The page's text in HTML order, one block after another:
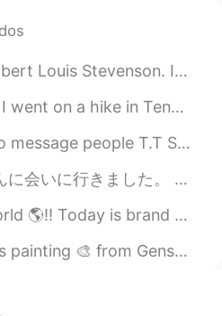
ございます😊 おそらく
のでcreativeに感じるの
バニラのアイスクリーム
ーを垂らしても美味しい
こヨーグルトに入れても
before the morning, I was happy all the day, I neve...
I’ve traveled to many places should I share my t...
I’m new I have absolutely no idea how this app work...
ゃん！大きくなったね〜」 と言います。 でも、私は逆におばあちゃんが少しずつ小さくなっていってる...
💖☀️💖 You guys know I am a happy person, but th...
🤗... Is this popular in Japan?... Hugs my fri...